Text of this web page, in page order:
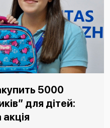
5000
для дітей: